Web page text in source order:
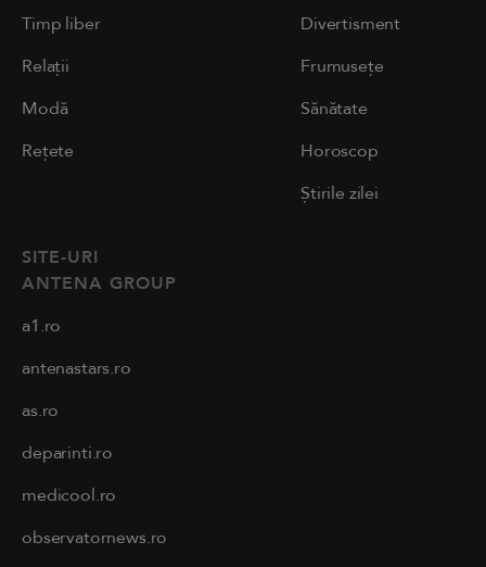
Timp liber
Relații
Modă
Rețete
Divertisment
Frumusețe
Sănătate
Horoscop
Știrile zilei
SITE-URI
ANTENA GROUP
a1.ro
antenastars.ro
as.ro
deparinti.ro
medicool.ro
observatornews.ro